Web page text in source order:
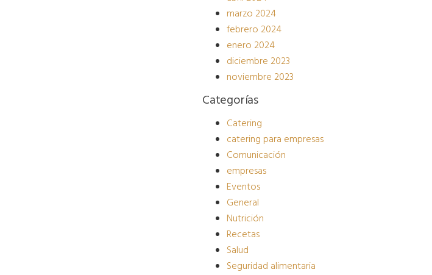
marzo 2024
febrero 2024
enero 2024
diciembre 2023
noviembre 2023
Categorías
Catering
catering para empresas
Comunicación
empresas
Eventos
General
Nutrición
Recetas
Salud
Seguridad alimentaria